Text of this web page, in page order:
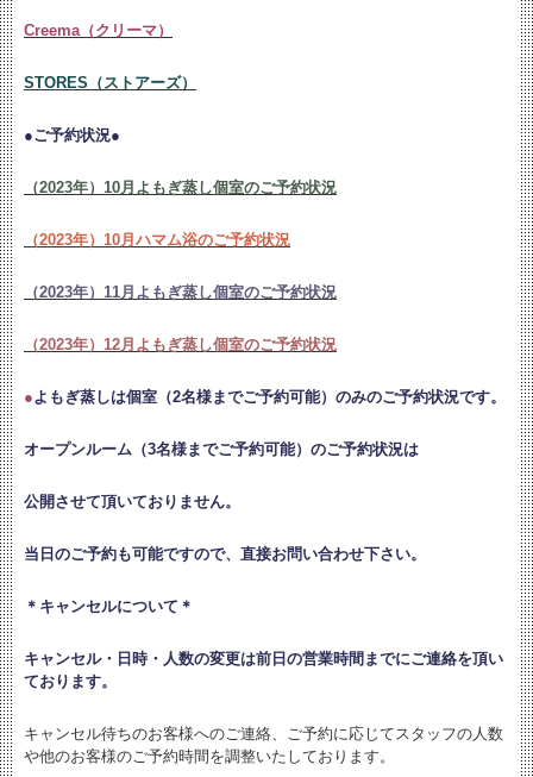
Creema（クリーマ）
STORES（ストアーズ）
●ご予約状況●
（2023年）10月よもぎ蒸し個室のご予約状況
（2023年）10月ハマム浴のご予約状況
（2023年）11月よもぎ蒸し個室のご予約状況
（2023年）12月よもぎ蒸し個室のご予約状況
●よもぎ蒸しは個室（2名様までご予約可能）のみのご予約状況です。
オープンルーム（3名様までご予約可能）のご予約状況は
公開させて頂いておりません。
当日のご予約も可能ですので、直接お問い合わせ下さい。
＊キャンセルについて＊
キャンセル・日時・人数の変更は前日の営業時間までにご連絡を頂い
ております。
キャンセル待ちのお客様へのご連絡、ご予約に応じてスタッフの人数
や他のお客様のご予約時間を調整いたしております。